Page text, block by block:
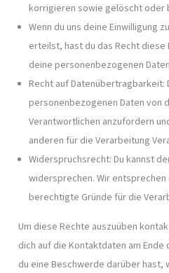
korrigieren sowie gelöscht oder
Wenn du uns deine Einwilligung
erteilst, hast du das Recht diese
deine personenbezogenen
Recht auf Datenübertragbarkeit:
personenbezogenen Daten von
Verantwortlichen anzufordern
anderen für die Verarbeitung
Widerspruchsrecht: Du kannst
widersprechen. Wir
berechtigte Gründe für die
Um diese Rechte auszuüben
dich auf die Kontaktdaten am Ende
du eine Beschwerde darüber hast,